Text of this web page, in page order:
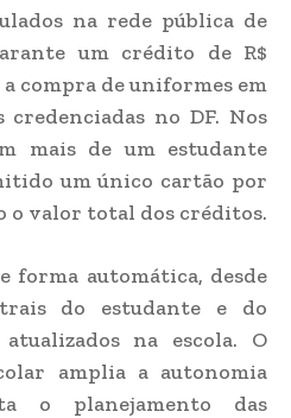
na rede pública de
um crédito de R$
compra de uniformes em
no DF. Nos
mais de um estudante
um único cartão por
o valor total dos créditos.
forma automática, desde
do estudante e do
na escola. O
amplia a autonomia
o planejamento das